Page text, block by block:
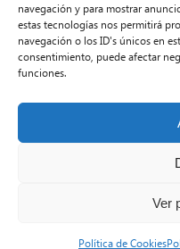
navegación y para mostrar
estas tecnologías nos permitirá
navegación o los ID's únicos en
consentimiento, puede afectar
funciones.
Ver
Política de Cookies